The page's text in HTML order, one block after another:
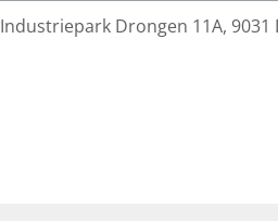
Industriepark Drongen 11A, 9031